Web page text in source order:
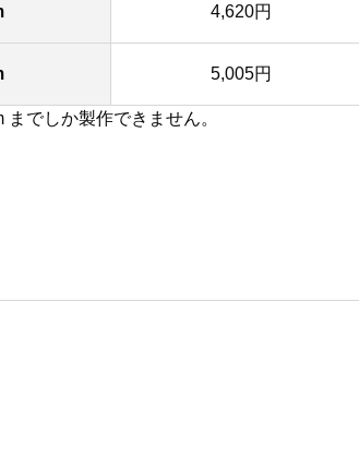
4,620円
5,005円
でしか製作できません。